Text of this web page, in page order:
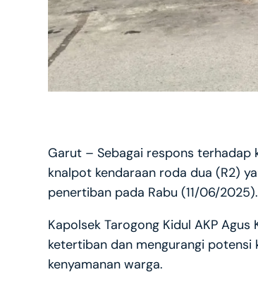
Garut – Sebagai respons terhadap
knalpot kendaraan roda dua (R2)
penertiban pada Rabu (11/06/2025).
Kapolsek Tarogong Kidul AKP
ketertiban dan mengurangi potensi
kenyamanan warga.